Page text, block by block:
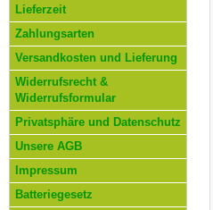
Lieferzeit
Zahlungsarten
Versandkosten und Lieferung
Widerrufsrecht &
Widerrufsformular
Privatsphäre und Datenschutz
Unsere AGB
Impressum
Batteriegesetz